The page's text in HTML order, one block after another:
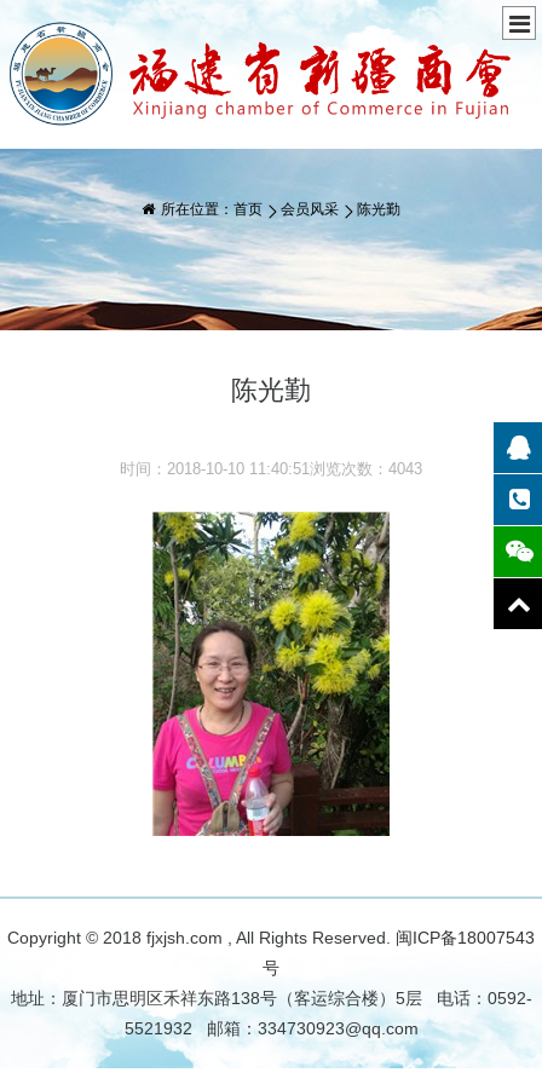
所在位置： 首页 会员风采 陈光勤
陈光勤
时间：2018-10-10 11:40:51浏览次数：4043
Copyright © 2018 fjxjsh.com , All Rights Reserved. 闽ICP备18007543
号
地址：厦门市思明区禾祥东路138号（客运综合楼）5层 电话：0592-
5521932 邮箱：334730923@qq.com